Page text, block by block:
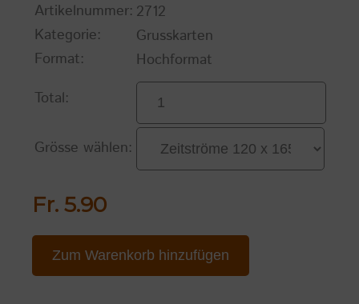
Artikelnummer: 2712
Kategorie:
Grusskarten
Format:
Hochformat
Total:
Grösse wählen:
Fr. 5.90
Zum Warenkorb hinzufügen